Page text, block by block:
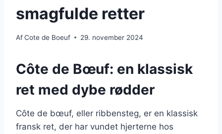
smagfulde retter
AfCote de Boeuf 29. november 2024
Côte de Bœuf: en klassisk
ret med dybe rødder
Côte de bœuf, eller ribbensteg, er en klassisk
fransk ret, der har vundet hjerterne hos